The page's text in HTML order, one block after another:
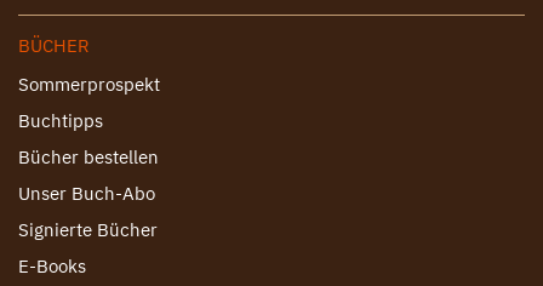
BÜCHER
Sommerprospekt
Buchtipps
Bücher bestellen
Unser Buch-Abo
Signierte Bücher
E-Books